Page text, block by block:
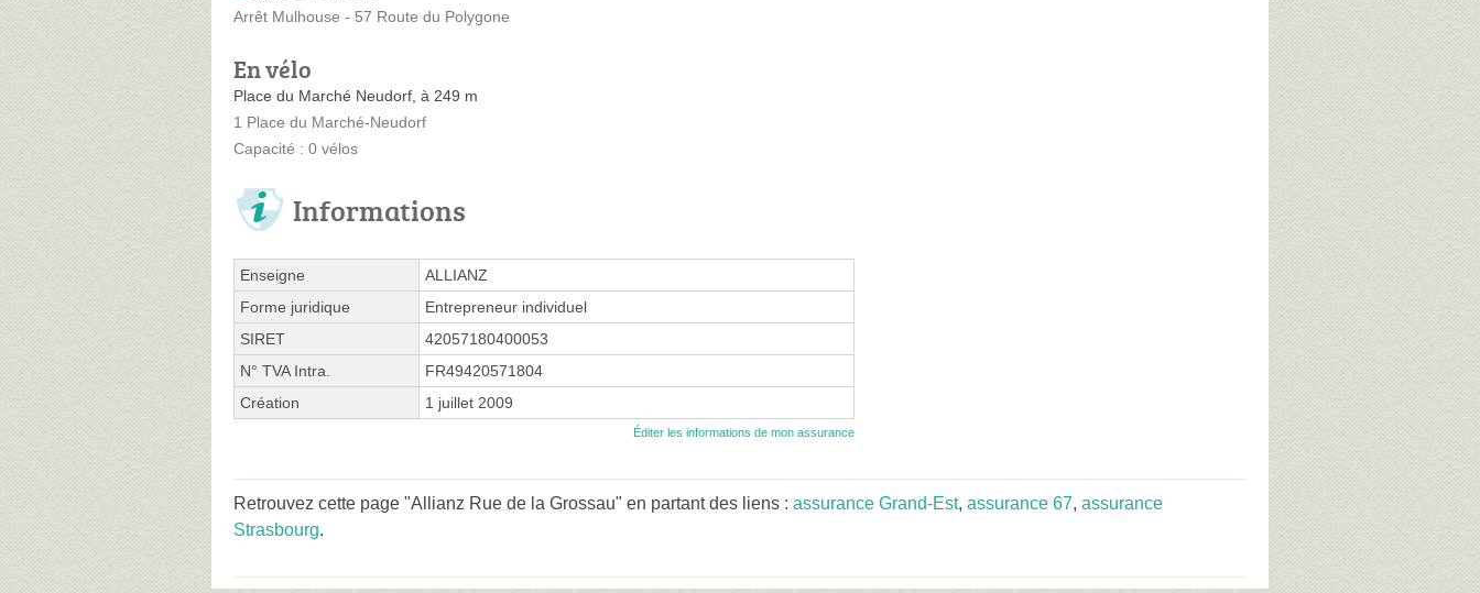
Arrêt Mulhouse - 57 Route du Polygone
En vélo
Place du Marché Neudorf, à 249 m
1 Place du Marché-Neudorf
Capacité : 0 vélos
Informations
Enseigne
ALLIANZ
Forme juridique
Entrepreneur individuel
SIRET
42057180400053
N° TVA Intra.
FR49420571804
Création
1 juillet 2009
Éditer les informations de mon assurance
Retrouvez cette page "Allianz Rue de la Grossau" en partant des liens : assurance Grand-Est, assurance 67, assurance
Strasbourg.